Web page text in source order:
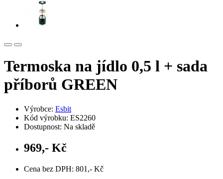
Termoska na jídlo 0,5 l + sada
příborů GREEN
Výrobce: Esbit
Kód výrobku: ES2260
Dostupnost: Na skladě
969,- Kč
Cena bez DPH: 801,- Kč